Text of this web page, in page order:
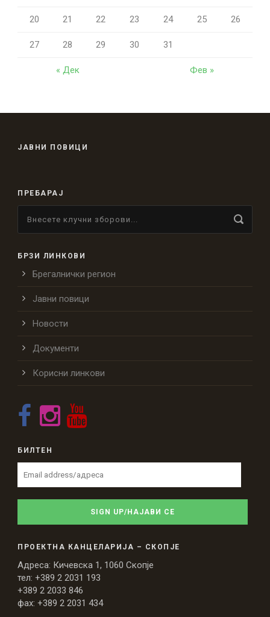
« Дек Фев »
20 21 22 23 24 25 26
27 28 29 30 31
ЈАВНИ ПОВИЦИ
ПРЕБАРАЈ
БРЗИ ЛИНКОВИ
Брегалнички регион
Јавни повици
Новости
Документи
Корисни линкови
БИЛТЕН
ПРОЕКТНА КАНЦЕЛАРИЈА – СКОПЈЕ
Адреса: Кичевска 1, 1060 Скопје
тел: +389 2 2031 193
+389 2 2033 846
фах: +389 2 2031 434